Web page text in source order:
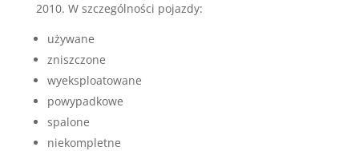
2010. W szczególności pojazdy:
używane
zniszczone
wyeksploatowane
powypadkowe
spalone
niekompletne